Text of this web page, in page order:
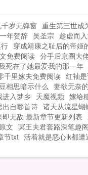
岁无弹窗 重生第三世成
年贺辞 吴圣宗 趁虚而
穿成靖康之耻后的帝姬
免费阅读 分手后京圈大
死在了她最爱我的那一年
千里嫁夫免费阅读 红袖
相思暗示什么 妻欲无奈
进入梦乡 天魔视频 嫁给
出自哪首诗 诸天从流星
即无敌 最新章节更新列表
文 冥王夫君套路深笔趣阁
节txt 活着就是恶心ik都遭